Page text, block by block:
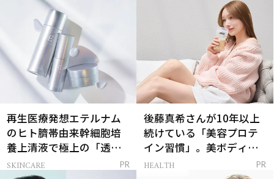
再生医療発想エテルナム
のヒト臍帯由来幹細胞培
養上清液で極上の「透明
感ハリ肌」へ
SKINCARE PR
後藤真希さんが10年以上
続けている「美容プロテ
イン習慣」。美ボディを
支える朝ルーティンと
HEALTH PR